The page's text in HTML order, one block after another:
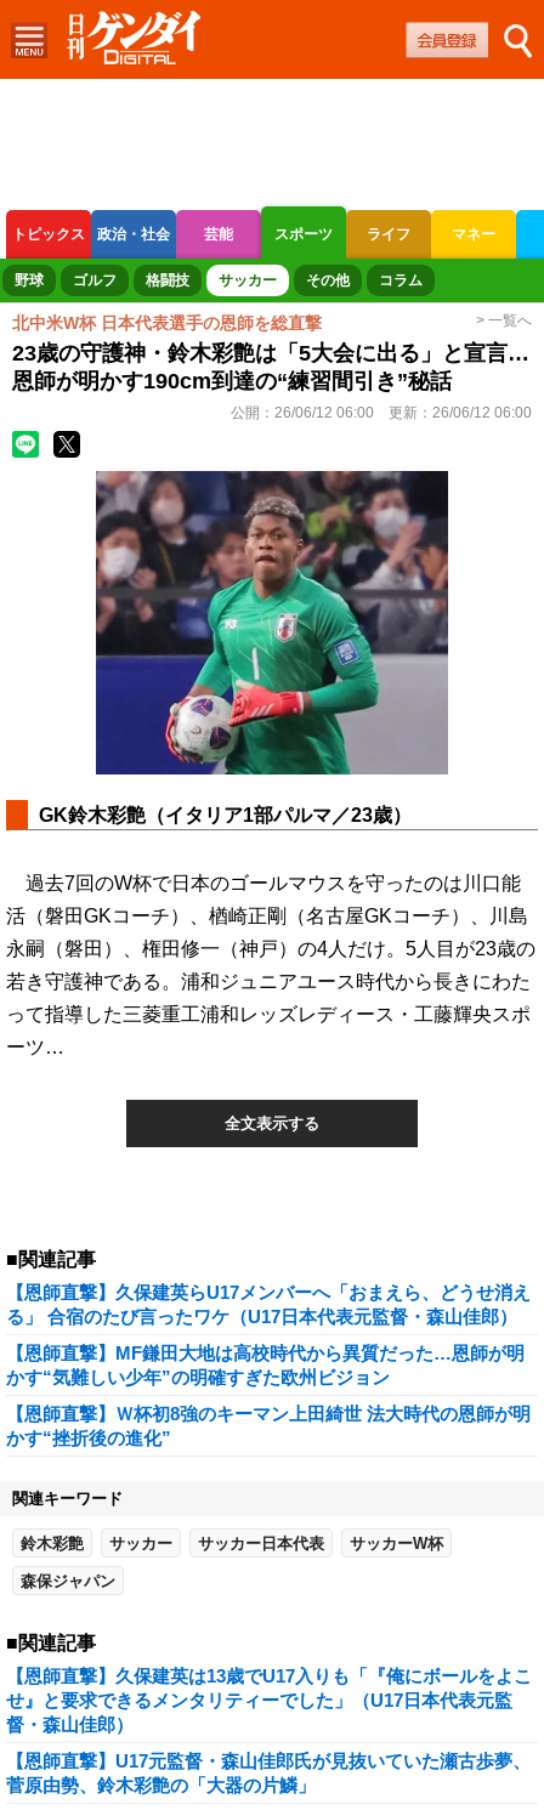
トピックス 政治・社会 芸能 スポーツ ライフ マネー
ボートレース 競輪 オートレース
野球 ゴルフ 格闘技 サッカー その他 コラム
北中米W杯 日本代表選手の恩師を総直撃 > 一覧へ
23歳の守護神・鈴木彩艶は「5大会に出る」と宣言…
恩師が明かす190cm到達の“練習間引き”秘話
公開： 26/06/12 06:00 更新： 26/06/12 06:00
GK鈴木彩艶（イタリア1部パルマ／23歳）
過去7回のW杯で日本のゴールマウスを守ったのは川口能
活（磐田GKコーチ）、楢崎正剛（名古屋GKコーチ）、川島
永嗣（磐田）、権田修一（神戸）の4人だけ。5人目が23歳の
若き守護神である。浦和ジュニアユース時代から長きにわた
って指導した三菱重工浦和レッズレディース・工藤輝央スポ
ーツ…
全文表示する
■関連記事
【恩師直撃】久保建英らU17メンバーへ「おまえら、どうせ消え
る」 合宿のたび言ったワケ（U17日本代表元監督・森山佳郎）
【恩師直撃】MF鎌田大地は高校時代から異質だった…恩師が明
かす“気難しい少年”の明確すぎた欧州ビジョン
【恩師直撃】Ｗ杯初8強のキーマン上田綺世 法大時代の恩師が明
かす“挫折後の進化”
関連キーワード
鈴木彩艶 サッカー サッカー日本代表 サッカーW杯
森保ジャパン
■関連記事
【恩師直撃】久保建英は13歳でU17入りも「『俺にボールをよこ
せ』と要求できるメンタリティーでした」（U17日本代表元監
督・森山佳郎）
【恩師直撃】U17元監督・森山佳郎氏が見抜いていた瀬古歩夢、
菅原由勢、鈴木彩艶の「大器の片鱗」